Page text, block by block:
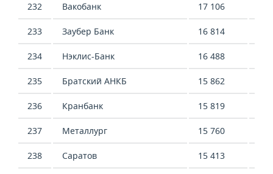
232 Вакобанк 17 106
233 Заубер Банк 16 814
234 Нэклис-Банк 16 488
235 Братский АНКБ 15 862
236 Кранбанк 15 819
237 Металлург 15 760
238 Саратов 15 413